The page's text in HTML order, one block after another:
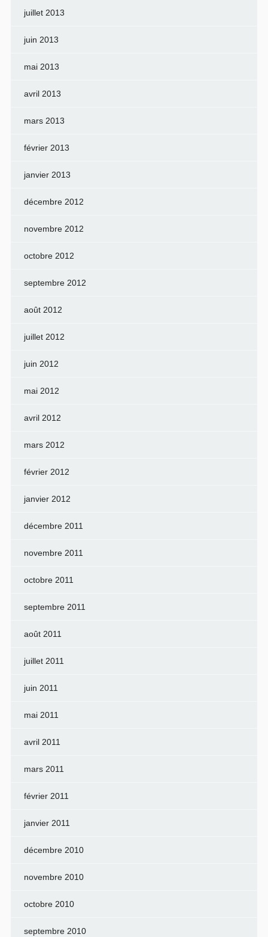
juillet 2013
juin 2013
mai 2013
avril 2013
mars 2013
février 2013
janvier 2013
décembre 2012
novembre 2012
octobre 2012
septembre 2012
août 2012
juillet 2012
juin 2012
mai 2012
avril 2012
mars 2012
février 2012
janvier 2012
décembre 2011
novembre 2011
octobre 2011
septembre 2011
août 2011
juillet 2011
juin 2011
mai 2011
avril 2011
mars 2011
février 2011
janvier 2011
décembre 2010
novembre 2010
octobre 2010
septembre 2010